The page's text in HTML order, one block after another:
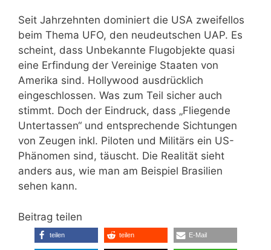
Seit Jahrzehnten dominiert die USA zweifellos
beim Thema UFO, den neudeutschen UAP. Es
scheint, dass Unbekannte Flugobjekte quasi
eine Erfindung der Vereinige Staaten von
Amerika sind. Hollywood ausdrücklich
eingeschlossen. Was zum Teil sicher auch
stimmt. Doch der Eindruck, dass „Fliegende
Untertassen“ und entsprechende Sichtungen
von Zeugen inkl. Piloten und Militärs ein US-
Phänomen sind, täuscht. Die Realität sieht
anders aus, wie man am Beispiel Brasilien
sehen kann.
Beitrag teilen
teilen teilen E-Mail